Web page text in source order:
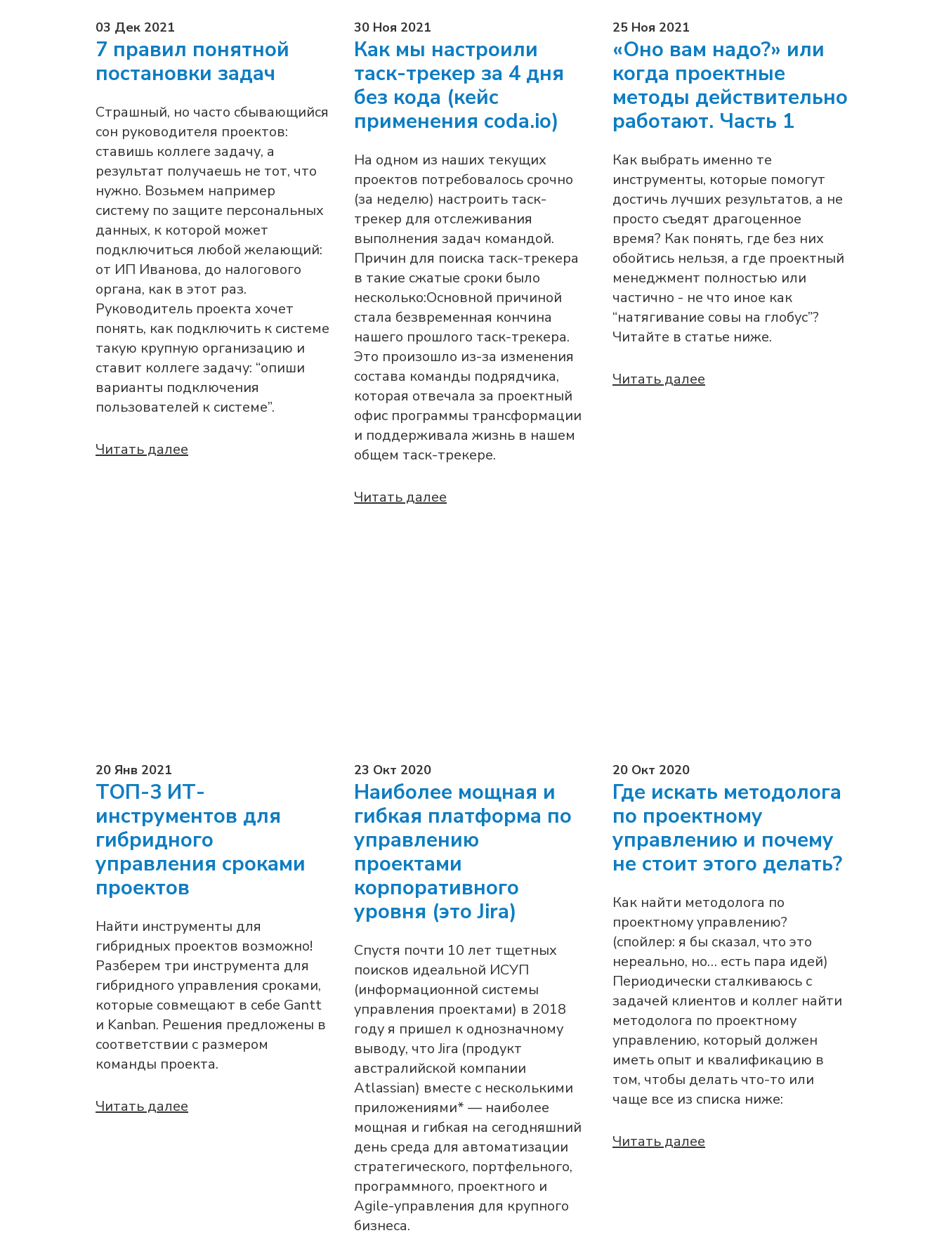
03 Дек 2021
7 правил понятной
постановки задач
Страшный, но часто сбывающийся
сон руководителя проектов:
ставишь коллеге задачу, а
результат получаешь не тот, что
нужно. Возьмем например
систему по защите персональных
данных, к которой может
подключиться любой желающий:
от ИП Иванова, до налогового
органа, как в этот раз.
Руководитель проекта хочет
понять, как подключить к системе
такую крупную организацию и
ставит коллеге задачу: “опиши
варианты подключения
пользователей к системе”.
Читать далее
30 Ноя 2021
Как мы настроили
таск-трекер за 4 дня
без кода (кейс
применения coda.io)
На одном из наших текущих
проектов потребовалось срочно
(за неделю) настроить таск-
трекер для отслеживания
выполнения задач командой.
Причин для поиска таск-трекера
в такие сжатые сроки было
несколько:Основной причиной
стала безвременная кончина
нашего прошлого таск-трекера.
Это произошло из-за изменения
состава команды подрядчика,
которая отвечала за проектный
офис программы трансформации
и поддерживала жизнь в нашем
общем таск-трекере.
Читать далее
25 Ноя 2021
«Оно вам надо?» или
когда проектные
методы действительно
работают. Часть 1
Как выбрать именно те
инструменты, которые помогут
достичь лучших результатов, а не
просто съедят драгоценное
время? Как понять, где без них
обойтись нельзя, а где проектный
менеджмент полностью или
частично - не что иное как
“натягивание совы на глобус”?
Читайте в статье ниже.
Читать далее
20 Янв 2021
ТОП-3 ИТ-
инструментов для
гибридного
управления сроками
проектов
Найти инструменты для
гибридных проектов возможно!
Разберем три инструмента для
гибридного управления сроками,
которые совмещают в себе Gantt
и Kanban. Решения предложены в
соответствии с размером
команды проекта.
Читать далее
23 Окт 2020
Наиболее мощная и
гибкая платформа по
управлению
проектами
корпоративного
уровня (это Jira)
Спустя почти 10 лет тщетных
поисков идеальной ИСУП
(информационной системы
управления проектами) в 2018
году я пришел к однозначному
выводу, что Jira (продукт
австралийской компании
Atlassian) вместе с несколькими
приложениями* — наиболее
мощная и гибкая на сегодняшний
день среда для автоматизации
стратегического, портфельного,
программного, проектного и
Agile-управления для крупного
бизнеса.
20 Окт 2020
Где искать методолога
по проектному
управлению и почему
не стоит этого делать?
Как найти методолога по
проектному управлению?
(спойлер: я бы сказал, что это
нереально, но… есть пара идей)
Периодически сталкиваюсь с
задачей клиентов и коллег найти
методолога по проектному
управлению, который должен
иметь опыт и квалификацию в
том, чтобы делать что-то или
чаще все из списка ниже:
Читать далее